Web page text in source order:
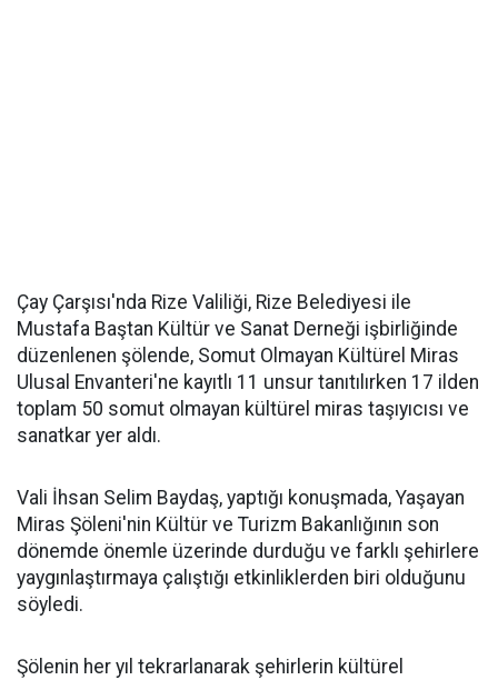
Çay Çarşısı'nda Rize Valiliği, Rize Belediyesi ile
Mustafa Baştan Kültür ve Sanat Derneği işbirliğinde
düzenlenen şölende, Somut Olmayan Kültürel Miras
Ulusal Envanteri'ne kayıtlı 11 unsur tanıtılırken 17 ilden
toplam 50 somut olmayan kültürel miras taşıyıcısı ve
sanatkar yer aldı.
Vali İhsan Selim Baydaş, yaptığı konuşmada, Yaşayan
Miras Şöleni'nin Kültür ve Turizm Bakanlığının son
dönemde önemle üzerinde durduğu ve farklı şehirlere
yaygınlaştırmaya çalıştığı etkinliklerden biri olduğunu
söyledi.
Şölenin her yıl tekrarlanarak şehirlerin kültürel